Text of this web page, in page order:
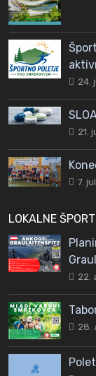
24.
21.
7.
LOKALNE
22.
28.